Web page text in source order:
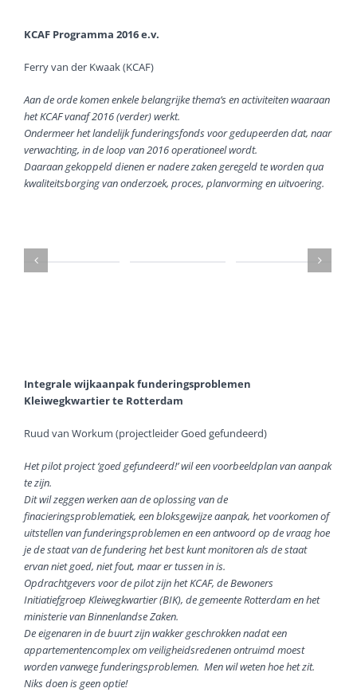
KCAF Programma 2016 e.v.
Ferry van der Kwaak (KCAF)
Aan de orde komen enkele belangrijke thema’s en activiteiten waaraan
het KCAF vanaf 2016 (verder) werkt.
Ondermeer het landelijk funderingsfonds voor gedupeerden dat, naar
verwachting, in de loop van 2016 operationeel wordt.
Daaraan gekoppeld dienen er nadere zaken geregeld te worden qua
kwaliteitsborging van onderzoek, proces, planvorming en uitvoering.
Integrale wijkaanpak funderingsproblemen
Kleiwegkwartier te Rotterdam
Ruud van Workum (projectleider Goed gefundeerd)
Het pilot project ‘goed gefundeerd!’ wil een voorbeeldplan van aanpak
te zijn.
Dit wil zeggen werken aan de oplossing van de
finacieringsproblematiek, een bloksgewijze aanpak, het voorkomen of
uitstellen van funderingsproblemen en een antwoord op de vraag hoe
je de staat van de fundering het best kunt monitoren als de staat
ervan niet goed, niet fout, maar er tussen in is.
Opdrachtgevers voor de pilot zijn het KCAF, de Bewoners
Initiatiefgroep Kleiwegkwartier (BIK), de gemeente Rotterdam en het
ministerie van Binnenlandse Zaken.
De eigenaren in de buurt zijn wakker geschrokken nadat een
appartementencomplex om veiligheidsredenen ontruimd moest
worden vanwege funderingsproblemen. Men wil weten hoe het zit.
Niks doen is geen optie!